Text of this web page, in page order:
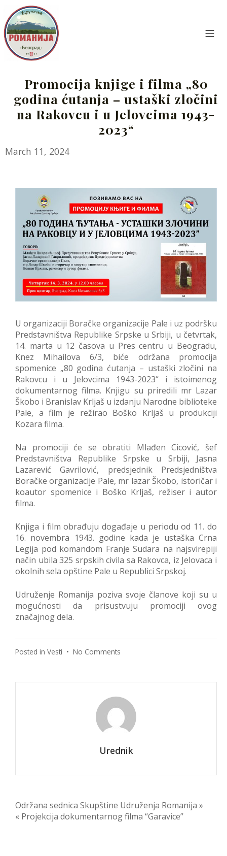
content
Promocija knjige i filma „80
godina ćutanja – ustaški zločini
na Rakovcu i u Jelovcima 1943-
2023“
March 11, 2024March
U organizaciji Boračke organizacije Pale i uz podršku
Predstavništva Republike Srpske u Srbiji, u četvrtak,
14. marta u 12 časova u Pres centru u Beogradu,
Knez Mihailova 6/3, biće održana promocija
spomenice „80 godina ćutanja – ustaški zločini na
Rakovcu i u Jelovcima 1943-2023“ i istoimenog
dokumentarnog filma. Knjigu su priredili mr Lazar
Škobo i Branislav Krljaš u izdanju Narodne biblioteke
Pale, a film je režirao Boško Krljaš u produkciji
Kozara filma.
Na promociji će se obratiti Mlađen Cicović, šef
Predstavništva Republike Srpske u Srbiji, Jasna
Lazarević Gavrilović, predsjednik Predsjedništva
Boračke organizacije Pale, mr lazar Škobo, istoričar i
koautor spomenice i Boško Krljaš, režiser i autor
filma.
Knjiga i film obrađuju događaje u periodu od 11. do
16. novembra 1943. godine kada je ustaška Crna
Legija pod komandom Franje Sudara na najsvirepiji
način ubila 325 srpskih civila sa Rakovca, iz Jelovaca i
okolnih sela opštine Pale u Republici Srpskoj.
Udruženje Romanija poziva svoje članove koji su u
mogućnosti da prisustvuju promociji ovog
značajnog dela.
Posted in Vesti • No Comments
filma
„80
godina
ćutanja
ustaški
i
u
Urednik
Post
navigation
Održana sednica Skupštine Udruženja Romanija »
« Projekcija dokumentarnog filma “Garavice”